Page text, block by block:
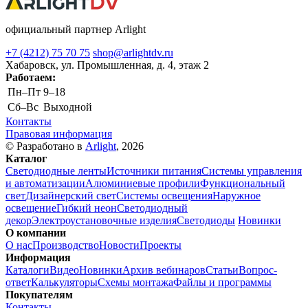
официальный партнер Arlight
+7 (4212) 75 70 75 shop@arlightdv.ru
Хабаровск, ул. Промышленная, д. 4, этаж 2
Работаем:
Пн–Пт 9–18
Cб–Вс Выходной
Контакты
Правовая информация
© Разработано в Arlight, 2026
Каталог
Светодиодные лентыИсточники питанияСистемы управления
и автоматизацииАлюминиевые профилиФункциональный
светДизайнерский светСистемы освещенияНаружное
освещениеГибкий неонСветодиодный
декорЭлектроустановочные изделияСветодиоды Новинки
О компании
О насПроизводствоНовостиПроекты
Информация
КаталогиВидеоНовинкиАрхив вебинаровСтатьиВопрос-
ответКалькуляторыСхемы монтажаФайлы и программы
Покупателям